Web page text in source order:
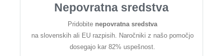
Nepovratna sredstva
Pridobite nepovratna sredstva
na slovenskih ali EU razpisih. Naročniki z našo pomočjo
dosegajo kar 82% uspešnost.